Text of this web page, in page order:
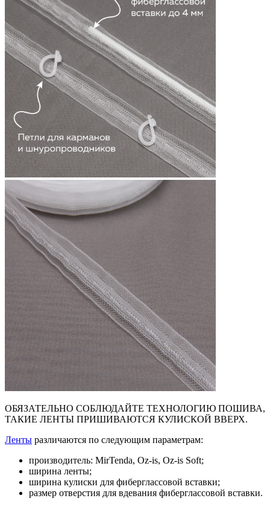
ОБЯЗАТЕЛЬНО СОБЛЮДАЙТЕ ТЕХНОЛОГИЮ ПОШИВА,
ТАКИЕ ЛЕНТЫ ПРИШИВАЮТСЯ КУЛИСКОЙ ВВЕРХ.
Ленты различаются по следующим параметрам:
производитель: MirTenda, Oz‑is, Oz‑is Soft;
ширина ленты;
ширина кулиски для фиберглассовой вставки;
размер отверстия для вдевания фиберглассовой вставки.